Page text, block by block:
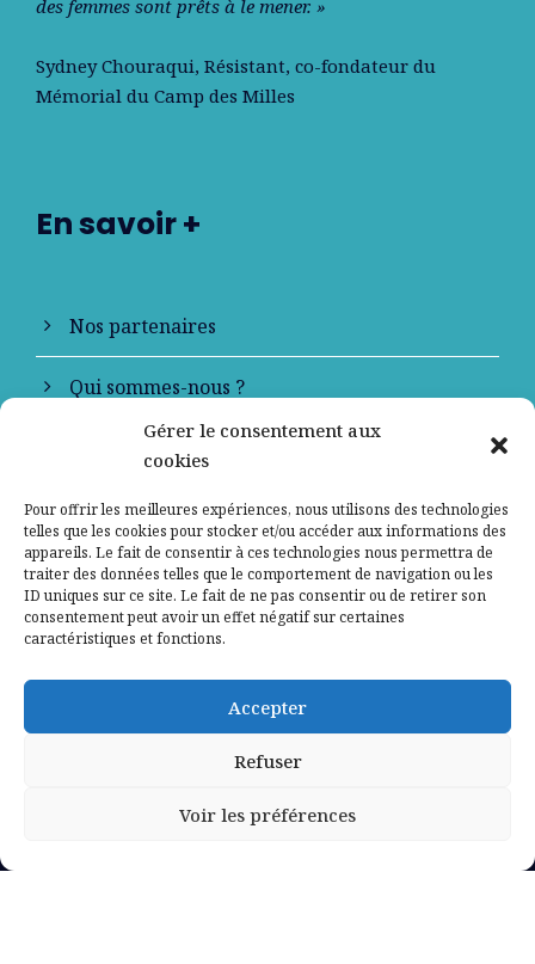
Gérer le consentement aux
cookies
Pour offrir les meilleures expériences, nous utilisons des technologies
telles que les cookies pour stocker et/ou accéder aux informations des
appareils. Le fait de consentir à ces technologies nous permettra de
traiter des données telles que le comportement de navigation ou les
ID uniques sur ce site. Le fait de ne pas consentir ou de retirer son
consentement peut avoir un effet négatif sur certaines
caractéristiques et fonctions.
Accepter
Refuser
Voir les préférences
des femmes sont prêts à le mener. »
Sydney Chouraqui, Résistant, co-fondateur du
Mémorial du Camp des Milles
En savoir +
Nos partenaires
Qui sommes-nous ?
Contactez-nous
Mentions légales
Politique de confidentialité